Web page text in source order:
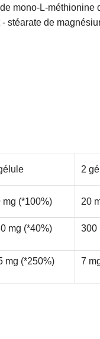
mono-L-
stéarate de
2
mg (*100%) 20
mg (*40%) 300
mg (*250%) 7